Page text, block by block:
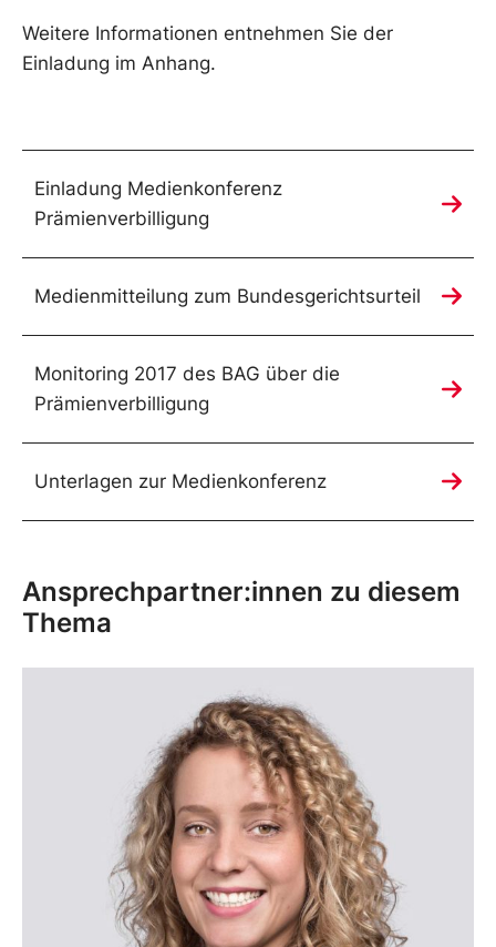
Weitere Informationen entnehmen Sie der
Einladung im Anhang.
Einladung Medienkonferenz
Prämienverbilligung
Medienmitteilung zum Bundesgerichtsurteil
Monitoring 2017 des BAG über die
Prämienverbilligung
Unterlagen zur Medienkonferenz
Ansprechpartner:innen zu diesem
Thema